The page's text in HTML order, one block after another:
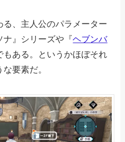
る、主人公のパラメーター
ナ』シリーズや『ヘブンバ
もある。というかほぼそれ
要素だ。